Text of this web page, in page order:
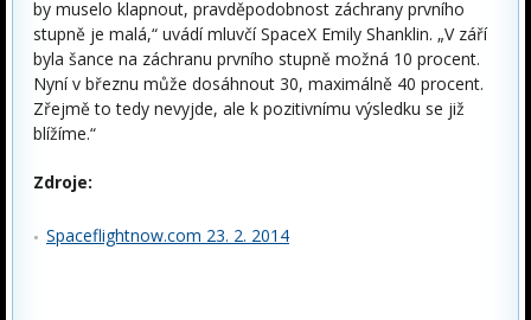
by muselo klapnout, pravděpodobnost záchrany prvního
stupně je malá,“ uvádí mluvčí SpaceX Emily Shanklin. „V září
byla šance na záchranu prvního stupně možná 10 procent.
Nyní v březnu může dosáhnout 30, maximálně 40 procent.
Zřejmě to tedy nevyjde, ale k pozitivnímu výsledku se již
blížíme.“
Zdroje:
Spaceflightnow.com 23. 2. 2014